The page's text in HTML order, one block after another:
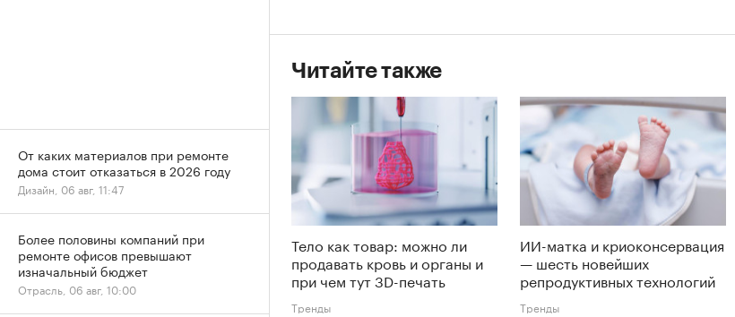
Читайте также
Тело как товар: можно ли
продавать кровь и органы и
при чем тут 3D-печать
Тренды
ИИ-матка и криоконсервация
— шесть новейших
репродуктивных технологий
Тренды
От каких материалов при ремонте
дома стоит отказаться в 2026 году
Дизайн, 06 авг, 11:47
Более половины компаний при
ремонте офисов превышают
изначальный бюджет
Отрасль, 06 авг, 10:00